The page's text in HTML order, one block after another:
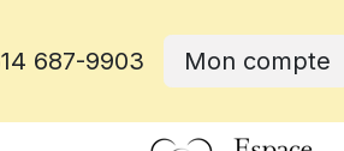
687-9903 Mon compte